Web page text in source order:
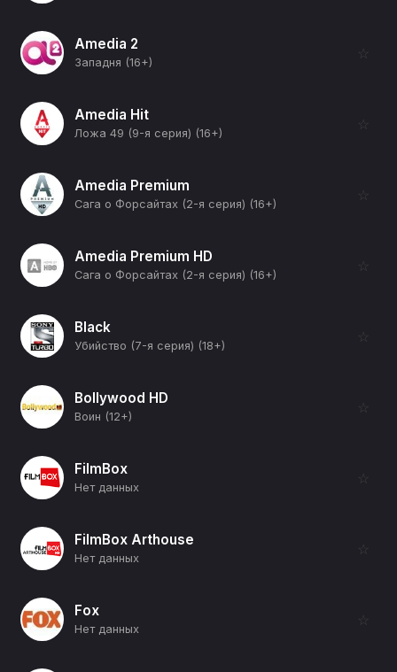
Amedia 2
Западня (16+)
☆
Amedia Hit
Ложа 49 (9-я серия) (16+)
☆
Amedia Premium
Сага о Форсайтах (2-я серия) (16+)
☆
Amedia Premium HD
Сага о Форсайтах (2-я серия) (16+)
☆
Black
Убийство (7-я серия) (18+)
☆
Bollywood HD
Воин (12+)
☆
FilmBox
Нет данных
☆
FilmBox Arthouse
Нет данных
☆
Fox
Нет данных
☆